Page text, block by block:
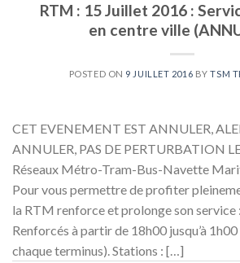
RTM : 15 Juillet 2016 :
en centre ville
POSTED ON 9 JUILLET 2016 BYTSM
CET EVENEMENT EST ANNULER,
ANNULER, PAS DE PERTURBATION
Réseaux Métro-Tram-Bus-Navette
Pour vous permettre de profiter
la RTM renforce et prolonge son
Renforcés à partir de 18h00 jusqu’à
chaque terminus). Stations : […]